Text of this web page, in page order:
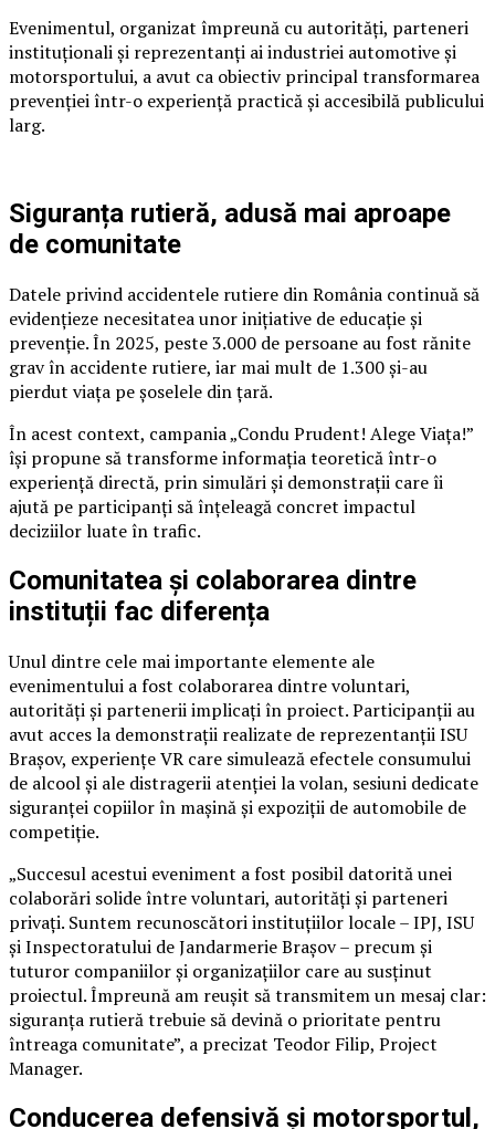
Evenimentul, organizat împreună cu autorități, parteneri
instituționali și reprezentanți ai industriei automotive și
motorsportului, a avut ca obiectiv principal transformarea
prevenției într-o experiență practică și accesibilă publicului
larg.
Siguranța rutieră, adusă mai aproape
de comunitate
Datele privind accidentele rutiere din România continuă să
evidențieze necesitatea unor inițiative de educație și
prevenție. În 2025, peste 3.000 de persoane au fost rănite
grav în accidente rutiere, iar mai mult de 1.300 și-au
pierdut viața pe șoselele din țară.
În acest context, campania „Condu Prudent! Alege Viața!”
își propune să transforme informația teoretică într-o
experiență directă, prin simulări și demonstrații care îi
ajută pe participanți să înțeleagă concret impactul
deciziilor luate în trafic.
Comunitatea și colaborarea dintre
instituții fac diferența
Unul dintre cele mai importante elemente ale
evenimentului a fost colaborarea dintre voluntari,
autorități și partenerii implicați în proiect. Participanții au
avut acces la demonstrații realizate de reprezentanții ISU
Brașov, experiențe VR care simulează efectele consumului
de alcool și ale distragerii atenției la volan, sesiuni dedicate
siguranței copiilor în mașină și expoziții de automobile de
competiție.
„Succesul acestui eveniment a fost posibil datorită unei
colaborări solide între voluntari, autorități și parteneri
privați. Suntem recunoscători instituțiilor locale – IPJ, ISU
și Inspectoratului de Jandarmerie Brașov – precum și
tuturor companiilor și organizațiilor care au susținut
proiectul. Împreună am reușit să transmitem un mesaj clar:
siguranța rutieră trebuie să devină o prioritate pentru
întreaga comunitate”, a precizat Teodor Filip, Project
Manager.
Conducerea defensivă și motorsportul,